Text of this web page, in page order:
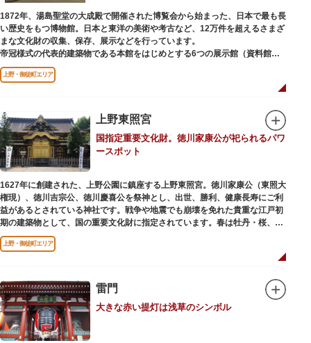
1872年、湯島聖堂の大成殿で開催された博覧会から始まった、日本で最も長
い歴史をもつ博物館。日本と東洋の美術や考古など、12万件を超えるさまざ
まな文化財の収集、保存、展示などを行っています。
帝冠様式の代表的建築物である本館をはじめとする6つの展示館（資料館）
からなり、89件の国宝を所蔵。常に貴重な文化財を公開し、講座や講演会、
ワークショップなどを実施しています。国宝や重要文化財などの名品をたど
りながら、真の美術史を堪能し価値あるひと時を過ごしてみてはいかがでし
吹き抜けのエントランスに大理石の大階段がある本館では、壁時計やステン
ドグラスなど格調高い内部装飾にも注目してみてください。初めて来館する
方や時間が限られている方などに向け提案されたコース（日本美術入門／た
てものめぐり／仏像大好き）を参考にめぐるのも良いでしょう。
敷地内にはレストランやミュージアムショップのほか緑豊かな庭園も。季節
ごとの彩りを感じながらゆったりと散策するのもおすすめです。
上野・御徒町エリア
上野東照宮
国指定重要文化財。徳川家康公が祀られるパワ
ースポット
1627年に創建された、上野公園に鎮座する上野東照宮。徳川家康公（東照大
権現）、徳川吉宗公、徳川慶喜公を祭神とし、出世、勝利、健康長寿にご利
益があるとされている神社です。戦争や地震でも崩壊を免れた貴重な江戸初
期の建築物として、国の重要文化財に指定されています。春は牡丹・桜、秋
は紅葉やダリア展、お正月は初詣や冬ぼたん鑑賞の地として、年間を通して
国内外からの参拝者で賑わうスポットです。
軍・徳川家光公が、日光東照宮までお参りに行けない江戸の人々のために建
てられたそう。社殿内部は文化財保護のため通常は非公開ですが、特別公開
が実施されることもあるので、拝観を申し込んでみてはいかがでしょうか。
授与所では、期間・数量限定のお守りや御朱印も授与されているので要チェ
ック。手塚治虫のユニコのお守りなど愛らしいものがありますよ。
上野・御徒町エリア
雷門
大きな赤い提灯は浅草のシンボル